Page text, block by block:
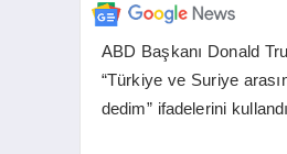
ABD Başkanı Donald
“Türkiye ve Suriye
dedim” ifadelerini